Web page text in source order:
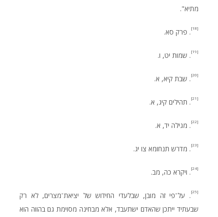
מתיא".
[18] . פרק סא.
[19] . שמות יט, ו.
[20] . שבת קיא, א.
[21] . תהילים קיג, א.
[22] . מגילה יד, א.
[23] . מדרש תנחומא צו יג.
[24] . ויקרא כה, מב.
[25]
. על־פי זה מובן, שבלעדי החידוש של יציאת־מצרים, לא רק
שבעתיד ייתכן שהאדם ישתעבד, אלא מבחינה מסוימת גם בהווה הוא